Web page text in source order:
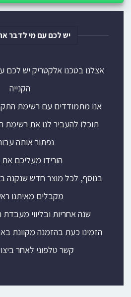
יש לכם עם מי לדבר
אצלנו בטכנו אלקטריק יש לכם
הקנייה
אנו מתמודדים עם רשימת
תוכלו להעביר לנו את רשימת
נפתור אותה
הורידו מעליכם
בנוסף, לכל מוצר חדש שנקנה
מקבלים מאיתנו
שנה אחריות ובליווי מעבדת
הזמינו כעת בהזמנה מקוונת
קשר טלפוני לאחר